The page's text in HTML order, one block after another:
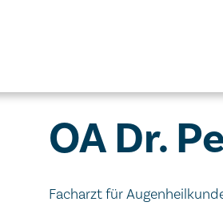
OA Dr.
Facharzt für